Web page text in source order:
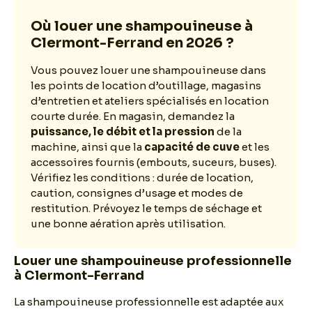
Où louer une shampouineuse à
Clermont-Ferrand en 2026 ?
Vous pouvez louer une shampouineuse dans
les points de location d’outillage, magasins
d’entretien et ateliers spécialisés en location
courte durée. En magasin, demandez la
puissance, le débit et la pression de la
machine, ainsi que la capacité de cuveet les
accessoires fournis (embouts, suceurs, buses).
Vérifiez les conditions : durée de location,
caution, consignes d’usage et modes de
restitution. Prévoyez le temps de séchage et
une bonne aération après utilisation.
Louer une shampouineuse professionnelle
à Clermont-Ferrand
La shampouineuse professionnelle est adaptée aux